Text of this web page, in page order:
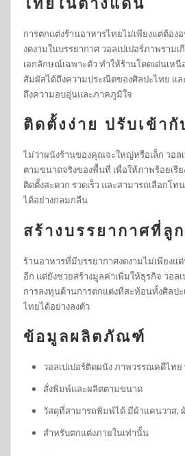
ไทยในต่างแดน
การตกแต่งร้านอาหารไทยไม่เพียงแต่ต้อง
งดงามในบรรยากาศ วอลเปเปอร์ภาพรามเ
เอกลักษณ์เฉพาะตัว ทำให้ร้านโดดเด่นเห
สัมผัสได้ถึงความประณีตของศิลปะไทย แล
ถึงความอบอุ่นและภาคภูมิใจ
ติดตั้งง่าย ปรับเข้า
ไม่ว่าผนังร้านของคุณจะใหญ่หรือเล็ก วอล
ตามขนาดจริงของพื้นที่ เพื่อให้ภาพร้อยเรี
ติดตั้งสะดวก รวดเร็ว และสามารถเลือกโ
ได้อย่างกลมกลืน
สร้างบรรยากาศที่ลู
ร้านอาหารที่มีบรรยากาศงดงามไม่เพียงแ
อีก แต่ยังช่วยสร้างมูลค่าเพิ่มให้ธุรกิจ วอล
การลงทุนด้านการตกแต่งที่สะท้อนทั้งศิลป
ไทยได้อย่างลงตัว
ข้อมูลผลิตภัณฑ์
วอลเปเปอร์ติดผนัง ภาพวรรณคดีไทย
สั่งพิมพ์และผลิตตามขนาด
วัสดุที่สามารถพิมพ์ได้ มีผ้าแคนวาส,
สำหรับตกแต่งภายในเท่านั้น